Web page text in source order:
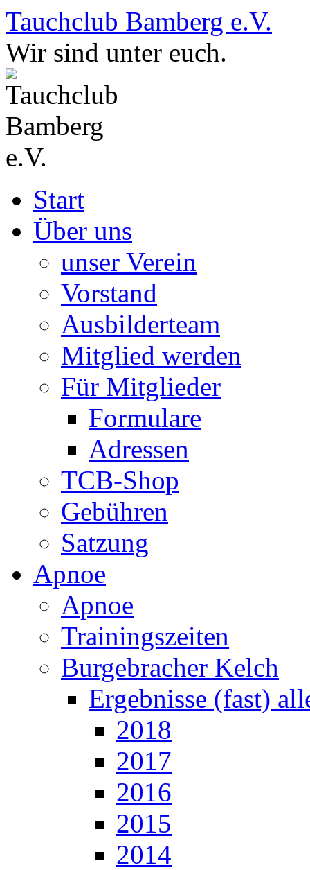
Zum
Inhalt
springen
Tauchclub Bamberg e.V.
Wir sind unter euch.
Start
Über uns
unser Verein
Vorstand
Ausbilderteam
Mitglied werden
Für Mitglieder
Formulare
Adressen
TCB-Shop
Gebühren
Satzung
Apnoe
Apnoe
Trainingszeiten
Burgebracher Kelch
Ergebnisse (fast)
2018
2017
2016
2015
2014